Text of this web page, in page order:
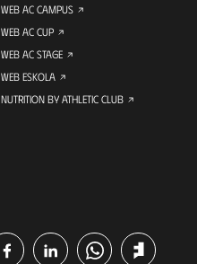
WEB AC CAMPUS
WEB AC CUP
WEB AC STAGE
WEB ESKOLA
NUTRITION BY ATHLETIC CLUB